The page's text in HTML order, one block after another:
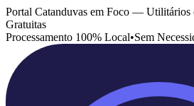
Portal Catanduvas em Foco — Utilitários
Gratuitas
Processamento 100% Local•Sem